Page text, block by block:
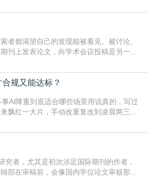
的理解。如何系统、高效地打磨自己的论
际期刊的要求，是每位研究者值得投入学
就为大家介
者都渴望自己的发现能被看见、被讨论、
刊上发表论文，向学术会议投稿是另一个
与社会网络。本篇AEIC学术交流中心小编
、加速研究成果的传播与反馈学术会议通
期刊漫长的
规又能达标？
AI降重到底适合哪些场景用说真的，写过
飘红一大片，手动改重复改到凌晨两三
救命稻草，选对工具，半天就能搞定你两
用AI降重，但如果你符合下面这些场景，
者，尤其是初次涉足国际期刊的作者，
部在审稿前，会像国内学位论文审核那